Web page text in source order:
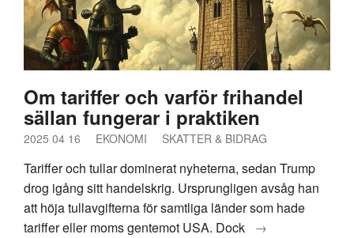
Om tariffer och varför frihandel
sällan fungerar i praktiken
2025 04 16 EKONOMI SKATTER & BIDRAG
Tariffer och tullar dominerat nyheterna, sedan Trump
drog igång sitt handelskrig. Ursprungligen avsåg han
att höja tullavgifterna för samtliga länder som hade
tariffer eller moms gentemot USA. Dock
→